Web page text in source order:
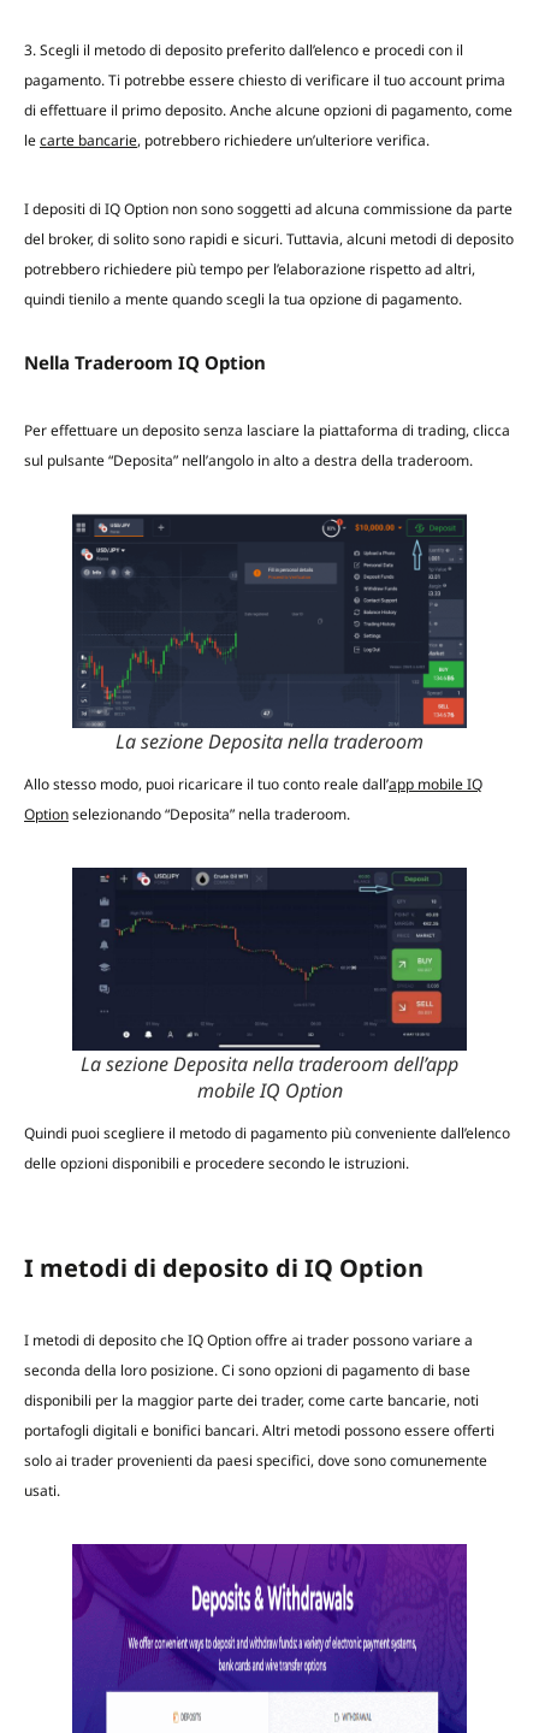
3. Scegli il metodo di deposito preferito dall’elenco e procedi con il
pagamento. Ti potrebbe essere chiesto di verificare il tuo account prima
di effettuare il primo deposito. Anche alcune opzioni di pagamento, come
lecarte bancarie, potrebbero richiedere un’ulteriore verifica.
I depositi di IQ Option non sono soggetti ad alcuna commissione da parte
del broker, di solito sono rapidi e sicuri. Tuttavia, alcuni metodi di deposito
potrebbero richiedere più tempo per l’elaborazione rispetto ad altri,
quindi tienilo a mente quando scegli la tua opzione di pagamento.
Nella Traderoom IQ Option
Per effettuare un deposito senza lasciare la piattaforma di trading, clicca
sul pulsante “Deposita” nell’angolo in alto a destra della traderoom.
La sezione Deposita nella traderoom
Allo stesso modo, puoi ricaricare il tuo conto reale dall’app mobile IQ
Optionselezionando “Deposita” nella traderoom.
La sezione Deposita nella traderoom dell’app
mobile IQ Option
Quindi puoi scegliere il metodo di pagamento più conveniente dall’elenco
delle opzioni disponibili e procedere secondo le istruzioni.
I metodi di deposito di IQ Option
I metodi di deposito che IQ Option offre ai trader possono variare a
seconda della loro posizione. Ci sono opzioni di pagamento di base
disponibili per la maggior parte dei trader, come carte bancarie, noti
portafogli digitali e bonifici bancari. Altri metodi possono essere offerti
solo ai trader provenienti da paesi specifici, dove sono comunemente
usati.